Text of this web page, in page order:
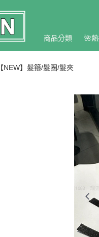
商品分類 🌺
【NEW】髮箍/髮圈/髮夾